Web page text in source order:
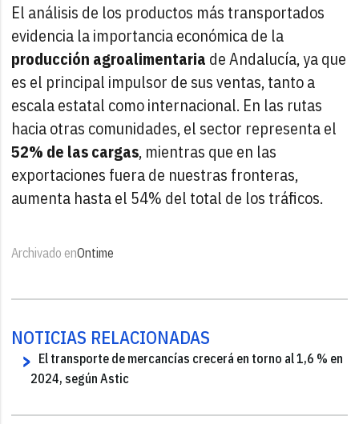
El análisis de los productos más transportados
evidencia la importancia económica de la
producción agroalimentaria de Andalucía, ya que
es el principal impulsor de sus ventas, tanto a
escala estatal como internacional. En las rutas
hacia otras comunidades, el sector representa el
52% de las cargas, mientras que en las
exportaciones fuera de nuestras fronteras,
aumenta hasta el 54% del total de los tráficos.
Archivado enOntime
NOTICIAS RELACIONADAS
El transporte de mercancías crecerá en torno al 1,6 % en
2024, según Astic